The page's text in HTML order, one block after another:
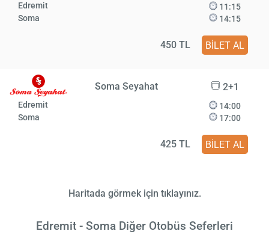
Edremit
Soma
11:15
14:15
450 TL BİLET AL
Soma Seyahat 2+1
Edremit
Soma
14:00
17:00
425 TL BİLET AL
Haritada görmek için tıklayınız.
Edremit - Soma Diğer Otobüs Seferleri